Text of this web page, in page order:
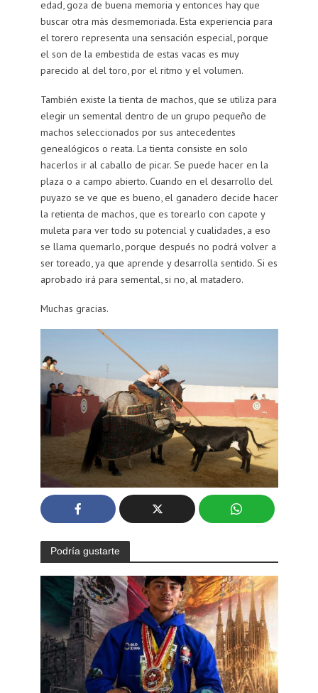
edad, goza de buena memoria y entonces hay que
buscar otra más desmemoriada. Esta experiencia para
el torero representa una sensación especial, porque
el son de la embestida de estas vacas es muy
parecido al del toro, por el ritmo y el volumen.
También existe la tienta de machos, que se utiliza para
elegir un semental dentro de un grupo pequeño de
machos seleccionados por sus antecedentes
genealógicos o reata. La tienta consiste en solo
hacerlos ir al caballo de picar. Se puede hacer en la
plaza o a campo abierto. Cuando en el desarrollo del
puyazo se ve que es bueno, el ganadero decide hacer
la retienta de machos, que es torearlo con capote y
muleta para ver todo su potencial y cualidades, a eso
se llama quemarlo, porque después no podrá volver a
ser toreado, ya que aprende y desarrolla sentido. Si es
aprobado irá para semental, si no, al matadero.
Muchas gracias.
Podría gustarte